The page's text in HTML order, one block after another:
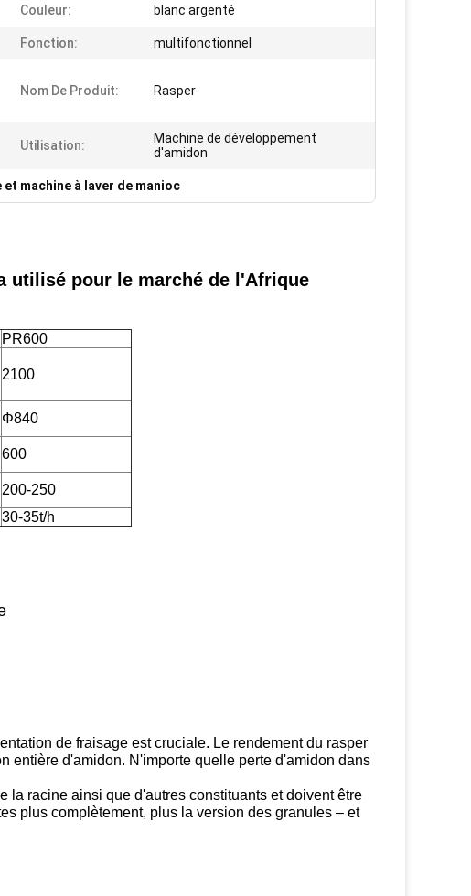
Couleur: blanc argenté
Fonction: multifonctionnel
Nom De Produit: Rasper
Utilisation:
Machine de développement
d'amidon
et machine à laver de manioc
utilisé pour le marché de l'Afrique
PR600
2100
Φ840
600
200-250
30-35t/h
de fraisage est cruciale. Le rendement du rasper
entière d'amidon. N'importe quelle perte d'amidon dans
la racine ainsi que d'autres constituants et doivent être
plus complètement, plus la version des granules – et